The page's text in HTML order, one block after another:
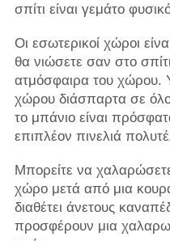
σπίτι είναι γεμάτο
Οι εσωτερικοί χώροι
θα νιώσετε σαν στο
ατμόσφαιρα του χώρου.
χώρου διάσπαρτα σε
το μπάνιο είναι
επιπλέον πινελιά
Μπορείτε να
χώρο μετά από μια
διαθέτει άνετους
προσφέρουν μια